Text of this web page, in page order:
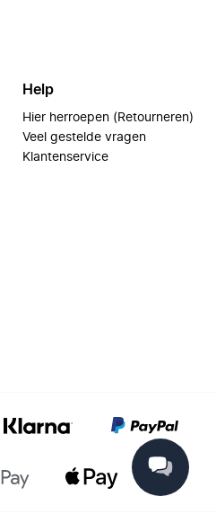
Help
Hier herroepen (Retourneren)
Veel gestelde vragen
Klantenservice